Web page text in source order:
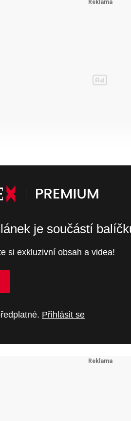
je součástí
si exkluzivní obsah a videa!
Přihlásit se